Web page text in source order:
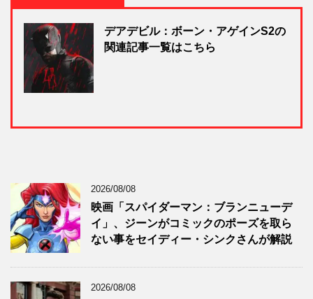
デアデビル：ボーン・アゲインS2の
関連記事一覧はこちら
2026/08/08
映画「スパイダーマン：ブランニューデ
イ」、ジーンがコミックのポーズを取ら
ない事をセイディー・シンクさんが解説
2026/08/08